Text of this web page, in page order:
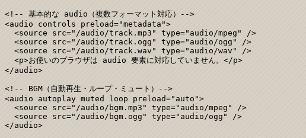
<!-- 基本的な audio（複数フォーマット対応）-->
<audio controls preload="metadata">
  <source src="/audio/track.mp3" type="audio/mpeg" />
  <source src="/audio/track.ogg" type="audio/ogg" />
  <source src="/audio/track.wav" type="audio/wav" />
  <p>お使いのブラウザは audio 要素に対応していません。</p>
</audio>
<!-- BGM（自動再生・ループ・ミュート）-->
<audio autoplay muted loop preload="auto">
  <source src="/audio/bgm.mp3" type="audio/mpeg" />
  <source src="/audio/bgm.ogg" type="audio/ogg" />
</audio>